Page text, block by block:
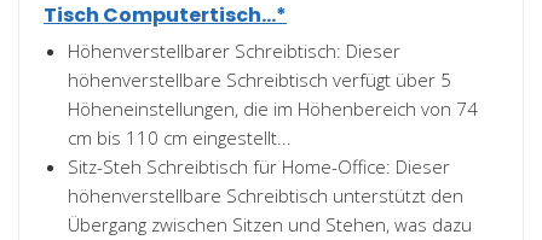
Tisch Computertisch...*
Höhenverstellbarer Schreibtisch: Dieser
höhenverstellbare Schreibtisch verfügt über 5
Höheneinstellungen, die im Höhenbereich von 74
cm bis 110 cm eingestellt...
Sitz-Steh Schreibtisch für Home-Office: Dieser
höhenverstellbare Schreibtisch unterstützt den
Übergang zwischen Sitzen und Stehen, was dazu